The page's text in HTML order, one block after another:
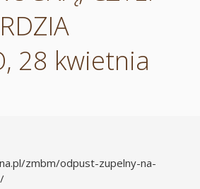
28 kwietnia
zmbm/odpust-zupelny-na-